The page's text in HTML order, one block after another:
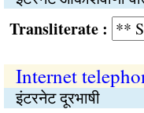
:
Internet
इंटरनेट दूरभाषी